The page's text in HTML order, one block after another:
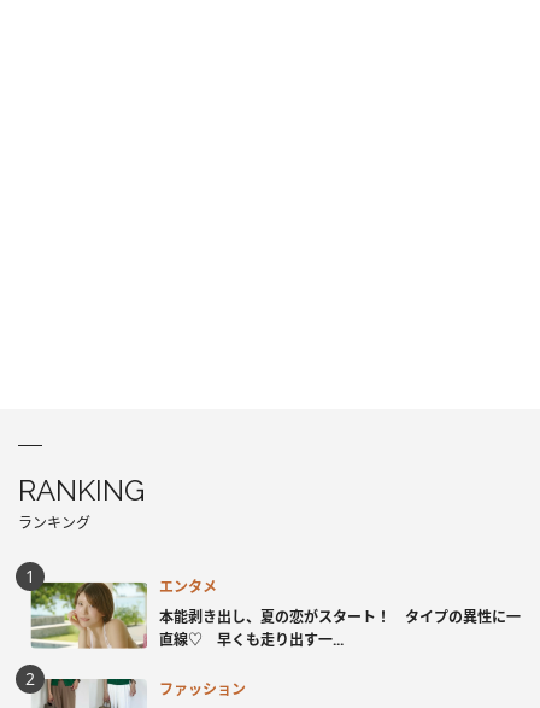
RANKING
ランキング
エンタメ
本能剥き出し、夏の恋がスタート！ タイプの異性に一
直線♡ 早くも走り出す一...
ファッション